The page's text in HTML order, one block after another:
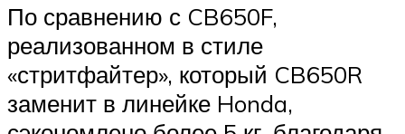
По сравнению с CB650F,
реализованном в стиле
«стритфайтер», который CB650R
заменит в линейке Honda,